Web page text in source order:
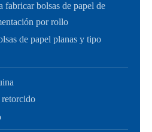
fabricar bolsas de papel de
por rollo
de papel planas y tipo